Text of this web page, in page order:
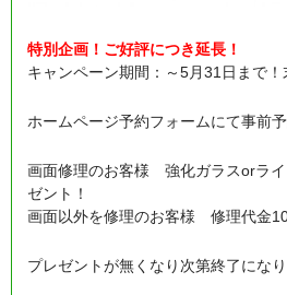
特別企画！ご好評につき延長！
キャンペーン期間：～5月31日まで！
ホームページ予約フォームにて事前
画面修理のお客様 強化ガラスorラ
ゼント！
画面以外を修理のお客様 修理代金
プレゼントが無くなり次第終了にな